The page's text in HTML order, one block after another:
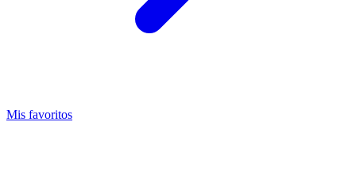
Mis favoritos